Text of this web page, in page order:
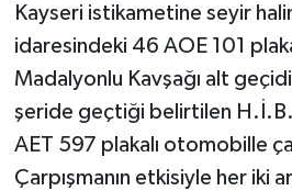
Kayseri istikametine seyir
idaresindeki 46 AOE 101
Madalyonlu Kavşağı alt
şeride geçtiği belirtilen
AET 597 plakalı otomobille
Çarpışmanın etkisiyle her iki